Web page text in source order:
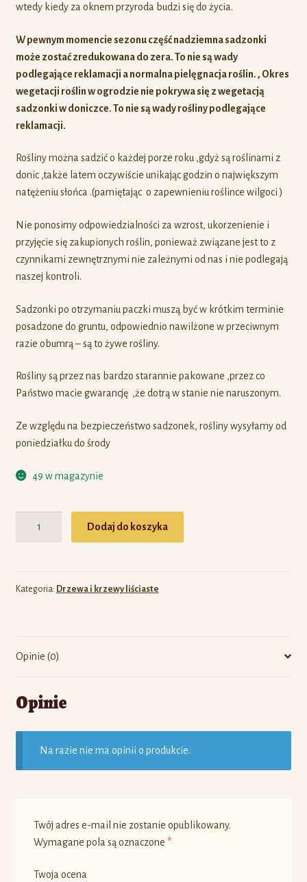
wtedy kiedy za oknem przyroda budzi się do życia.
W pewnym momencie sezonu część nadziemna sadzonki
może zostać zredukowana do zera. To nie są wady
podlegające reklamacji a normalna pielęgnacja roślin. , Okres
wegetacji roślin w ogrodzie nie pokrywa się z wegetacją
sadzonki w doniczce. To nie są wady rośliny podlegające
reklamacji.
Rośliny można sadzić o każdej porze roku ,gdyż są roślinami z
donic ,także latem oczywiście unikając godzin o największym
natężeniu słońca .(pamiętając o zapewnieniu roślince wilgoci )
Nie ponosimy odpowiedzialności za wzrost, ukorzenienie i
przyjęcie się zakupionych roślin, ponieważ związane jest to z
czynnikami zewnętrznymi nie zależnymi od nas i nie podlegają
naszej kontroli.
Sadzonki po otrzymaniu paczki muszą być w krótkim terminie
posadzone do gruntu, odpowiednio nawilżone w przeciwnym
razie obumrą – są to żywe rośliny.
Rośliny są przez nas bardzo starannie pakowane ,przez co
Państwo macie gwarancję ,że dotrą w stanie nie naruszonym.
Ze względu na bezpieczeństwo sadzonek, rośliny wysyłamy od
poniedziałku do środy
49 w magazynie
Dodaj do koszyka
Kategoria: Drzewa i krzewy liściaste
Opinie (0)
Opinie
Na razie nie ma opinii o produkcie.
Twój adres e-mail nie zostanie opublikowany.
Wymagane pola są oznaczone *
Twoja ocena